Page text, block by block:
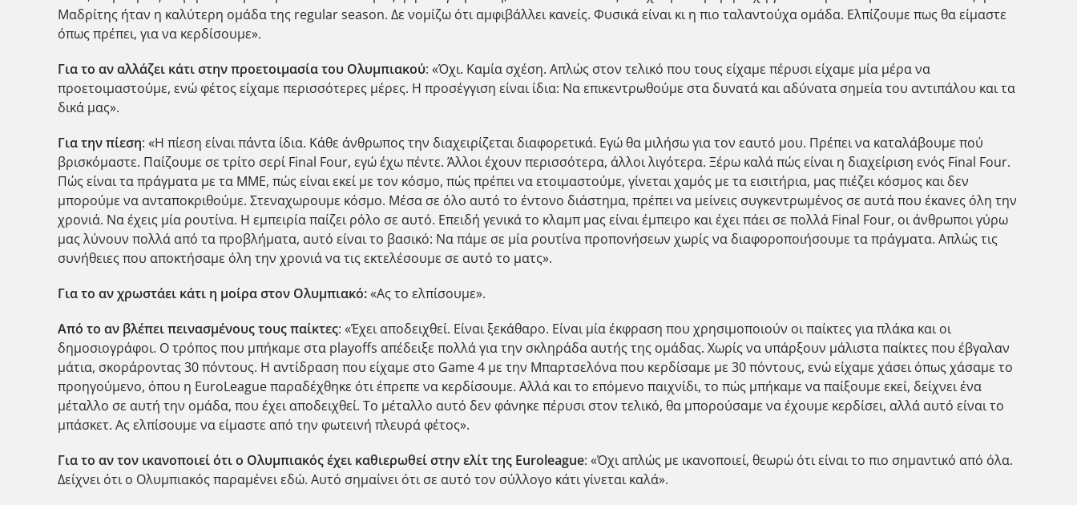
Μαδρίτης ήταν η καλύτερη ομάδα της regular season. Δε νομίζω ότι αμφιβάλλει κανείς. Φυσικά είναι κι η πιο ταλαντούχα ομάδα. Ελπίζουμε πως θα είμαστε
όπως πρέπει, για να κερδίσουμε».
Για το αν αλλάζει κάτι στην προετοιμασία του Ολυμπιακού: «Όχι. Καμία σχέση. Απλώς στον τελικό που τους είχαμε πέρυσι είχαμε μία μέρα να
προετοιμαστούμε, ενώ φέτος είχαμε περισσότερες μέρες. Η προσέγγιση είναι ίδια: Να επικεντρωθούμε στα δυνατά και αδύνατα σημεία του αντιπάλου και τα
δικά μας».
Για την πίεση: «Η πίεση είναι πάντα ίδια. Κάθε άνθρωπος την διαχειρίζεται διαφορετικά. Εγώ θα μιλήσω για τον εαυτό μου. Πρέπει να καταλάβουμε πού
βρισκόμαστε. Παίζουμε σε τρίτο σερί Final Four, εγώ έχω πέντε. Άλλοι έχουν περισσότερα, άλλοι λιγότερα. Ξέρω καλά πώς είναι η διαχείριση ενός Final Four.
Πώς είναι τα πράγματα με τα ΜΜΕ, πώς είναι εκεί με τον κόσμο, πώς πρέπει να ετοιμαστούμε, γίνεται χαμός με τα εισιτήρια, μας πιέζει κόσμος και δεν
μπορούμε να ανταποκριθούμε. Στεναχωρουμε κόσμο. Μέσα σε όλο αυτό το έντονο διάστημα, πρέπει να μείνεις συγκεντρωμένος σε αυτά που έκανες όλη την
χρονιά. Να έχεις μία ρουτίνα. Η εμπειρία παίζει ρόλο σε αυτό. Επειδή γενικά το κλαμπ μας είναι έμπειρο και έχει πάει σε πολλά Final Four, οι άνθρωποι γύρω
μας λύνουν πολλά από τα προβλήματα, αυτό είναι το βασικό: Να πάμε σε μία ρουτίνα προπονήσεων χωρίς να διαφοροποιήσουμε τα πράγματα. Απλώς τις
συνήθειες που αποκτήσαμε όλη την χρονιά να τις εκτελέσουμε σε αυτό το ματς».
Για το αν χρωστάει κάτι η μοίρα στον Ολυμπιακό:«Ας το ελπίσουμε».
Από το αν βλέπει πεινασμένους τους παίκτες: «Έχει αποδειχθεί. Είναι ξεκάθαρο. Είναι μία έκφραση που χρησιμοποιούν οι παίκτες για πλάκα και οι
δημοσιογράφοι. Ο τρόπος που μπήκαμε στα playoffs απέδειξε πολλά για την σκληράδα αυτής της ομάδας. Χωρίς να υπάρξουν μάλιστα παίκτες που έβγαλαν
μάτια, σκοράροντας 30 πόντους. Η αντίδραση που είχαμε στο Game 4 με την Μπαρτσελόνα που κερδίσαμε με 30 πόντους, ενώ είχαμε χάσει όπως χάσαμε το
προηγούμενο, όπου η EuroLeague παραδέχθηκε ότι έπρεπε να κερδίσουμε. Αλλά και το επόμενο παιχνίδι, το πώς μπήκαμε να παίξουμε εκεί, δείχνει ένα
μέταλλο σε αυτή την ομάδα, που έχει αποδειχθεί. Το μέταλλο αυτό δεν φάνηκε πέρυσι στον τελικό, θα μπορούσαμε να έχουμε κερδίσει, αλλά αυτό είναι το
μπάσκετ. Ας ελπίσουμε να είμαστε από την φωτεινή πλευρά φέτος».
Για το αν τον ικανοποιεί ότι ο Ολυμπιακός έχει καθιερωθεί στην ελίτ της Euroleague: «Όχι απλώς με ικανοποιεί, θεωρώ ότι είναι το πιο σημαντικό από όλα.
Δείχνει ότι ο Ολυμπιακός παραμένει εδώ. Αυτό σημαίνει ότι σε αυτό τον σύλλογο κάτι γίνεται καλά».